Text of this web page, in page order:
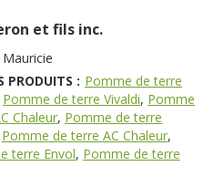
et fils inc.
Mauricie
PRODUITS : Pomme de terre
Pomme de terre Vivaldi, Pomme
Chaleur, Pomme de terre
Pomme de terre AC Chaleur,
terre Envol, Pomme de terre